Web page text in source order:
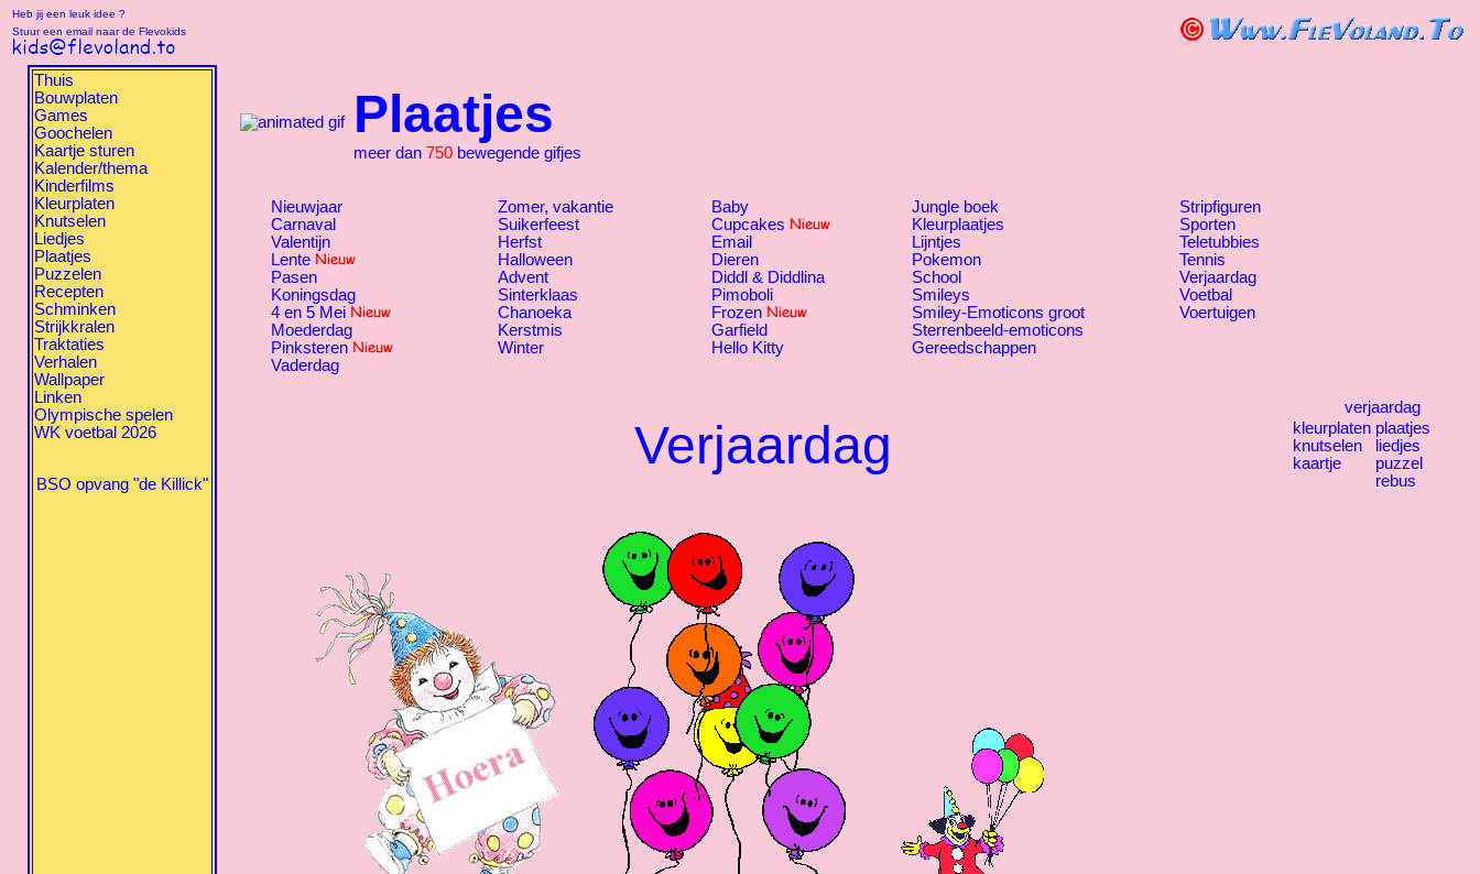
Heb jij een leuk idee ?
Stuur een email naar de Flevokids
Thuis
Bouwplaten
Games
Goochelen
Kaartje sturen
Kalender/thema
Kinderfilms
Kleurplaten
Knutselen
Liedjes
Plaatjes
Puzzelen
Recepten
Schminken
Strijkkralen
Traktaties
Verhalen
Wallpaper
Linken
Olympische spelen
WK voetbal 2026
BSO opvang "de Killick"
Plaatjes
meer dan 750 bewegende gifjes
Nieuwjaar
Carnaval
Valentijn
Lente
Pasen
Koningsdag
4 en 5 Mei
Moederdag
Pinksteren
Vaderdag
Zomer, vakantie
Suikerfeest
Herfst
Halloween
Advent
Sinterklaas
Chanoeka
Kerstmis
Winter
Baby
Cupcakes
Email
Dieren
Diddl & Diddlina
Pimoboli
Frozen
Garfield
Hello Kitty
Jungle boek
Kleurplaatjes
Lijntjes
Pokemon
School
Smileys
Smiley-Emoticons groot
Sterrenbeeld-emoticons
Gereedschappen
Stripfiguren
Sporten
Teletubbies
Tennis
Verjaardag
Voetbal
Voertuigen
Verjaardag
verjaardag
kleurplaten
knutselen
kaartje
plaatjes
liedjes
puzzel
rebus